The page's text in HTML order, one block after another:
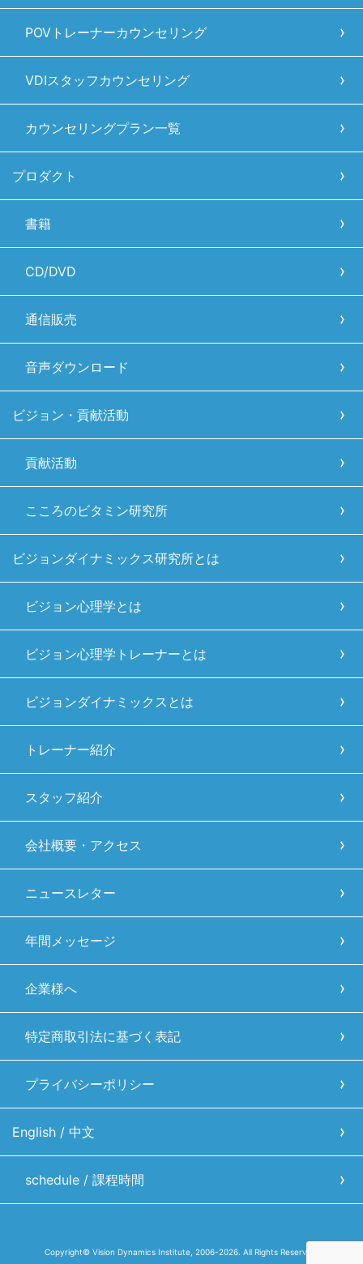
POVトレーナーカウンセリング
VDIスタッフカウンセリング
カウンセリングプラン一覧
プロダクト
書籍
CD/DVD
通信販売
音声ダウンロード
ビジョン・貢献活動
貢献活動
こころのビタミン研究所
ビジョンダイナミックス研究所とは
ビジョン心理学とは
ビジョン心理学トレーナーとは
ビジョンダイナミックスとは
トレーナー紹介
スタッフ紹介
会社概要・アクセス
ニュースレター
年間メッセージ
企業様へ
特定商取引法に基づく表記
プライバシーポリシー
English / 中文
schedule / 課程時間
Copyright© Vision Dynamics Institute, 2006-2026. All Rights Reserved.